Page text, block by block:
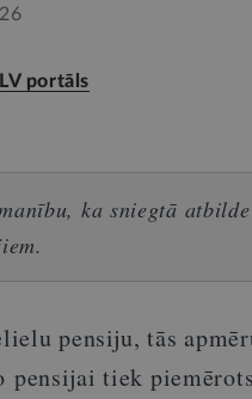
LV portāls
ka sniegtā
pensiju, tās
pensijai tiek